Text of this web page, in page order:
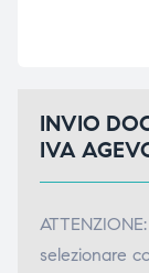
INVIO
IVA
selezionare